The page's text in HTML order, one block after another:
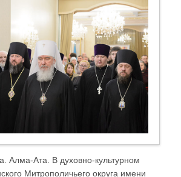
Алма-Ата. В духовно-культурном
Митрополичьего округа имени